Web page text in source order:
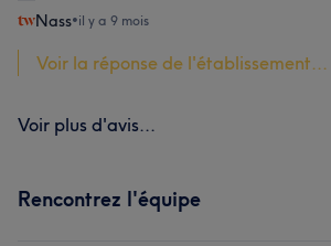
Nass•il y a 9 mois
Voir la réponse de l'établissement...
Voir plus d'avis...
Rencontrez l'équipe